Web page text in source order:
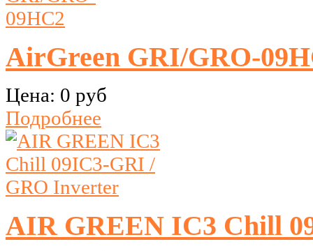
AirGreen GRI/GRO-
Цена: 0 руб
Подробнее
AIR GREEN IC3 Chill